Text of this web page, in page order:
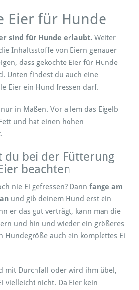
Eier für Hunde
sind für Hunde erlaubt. Weiter
Inhaltsstoffe von Eiern genauer
dass gekochte Eier für Hunde
Unten findest du auch eine
Eier ein Hund fressen darf.
in Maßen. Vor allem das Eigelb
und hat einen hohen
du bei der Fütterung
beachten
nie Ei gefressen? Dann fange am
und gib deinem Hund erst ein
er das gut verträgt, kann man die
und hin und wieder ein größeres
Hundegröße auch ein komplettes Ei
mit Durchfall oder wird ihm übel,
vielleicht nicht. Da Eier kein